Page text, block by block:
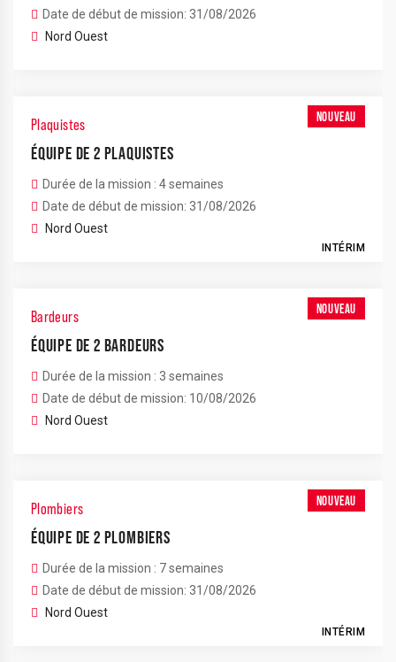
Date de début de mission: 31/08/2026
Nord Ouest
NOUVEAU
Plaquistes
ÉQUIPE DE 2 PLAQUISTES
Durée de la mission : 4 semaines
Date de début de mission: 31/08/2026
Nord Ouest
INTÉRIM
NOUVEAU
Bardeurs
ÉQUIPE DE 2 BARDEURS
Durée de la mission : 3 semaines
Date de début de mission: 10/08/2026
Nord Ouest
NOUVEAU
Plombiers
ÉQUIPE DE 2 PLOMBIERS
Durée de la mission : 7 semaines
Date de début de mission: 31/08/2026
Nord Ouest
INTÉRIM